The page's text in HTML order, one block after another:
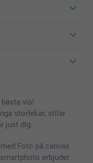
vis!
storlekar, stilar
just dig.
Foto på canvas
erbjuder